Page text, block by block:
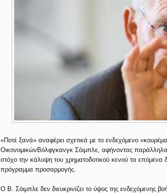
«Ποτέ ξανά» αναφέρει σχετικά με το ενδεχόμενο
ΟικονομικώνΒόλφγκανγκ Σόιμπλε, αφήνοντας παράλληλα
στόχο την κάλυψη του χρηματοδοτικού κενού τα επόμενα
πρόγραμμα προσαρμογής.
Ο Β. Σόιμπλε δεν διευκρινίζει το ύψος της ενδεχόμενης